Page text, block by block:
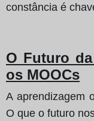
constância é
O Futuro
os MOOCs
A aprendizagem
O que o futuro